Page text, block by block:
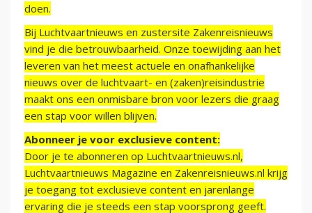
doen.
Bij Luchtvaartnieuws en zustersite Zakenreisnieuws
vind je die betrouwbaarheid. Onze toewijding aan het
leveren van het meest actuele en onafhankelijke
nieuws over de luchtvaart- en (zaken)reisindustrie
maakt ons een onmisbare bron voor lezers die graag
een stap voor willen blijven.
Abonneer je voor exclusieve content:
Door je te abonneren op Luchtvaartnieuws.nl,
Luchtvaartnieuws Magazine en Zakenreisnieuws.nl krijg
je toegang tot exclusieve content en jarenlange
ervaring die je steeds een stap voorsprong geeft.